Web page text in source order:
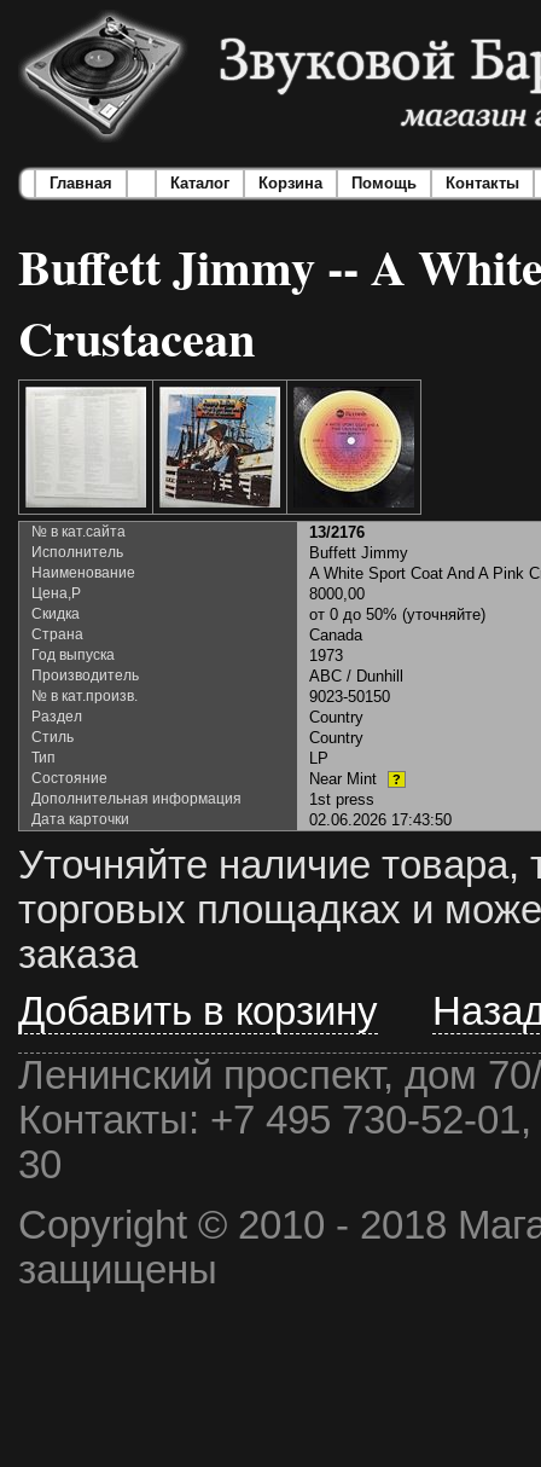
Главная Каталог Корзина Помощь Контакты
Buffett Jimmy -- A
Crustacean
№ в кат.сайта 13/2176
Исполнитель Buffett Jimmy
Наименование A White Sport Coat And A Pink
Цена,Р 8000,00
Скидка от 0 до 50% (уточняйте)
Страна Canada
Год выпуска 1973
Производитель ABC / Dunhill
№ в кат.произв. 9023-50150
Раздел Country
Стиль Country
Тип LP
Состояние Near Mint ?
Дополнительная информация 1st press
Дата карточки 02.06.2026 17:43:50
Уточняйте наличие товара,
торговых площадках и
заказа
Добавить в корзину
Ленинский проспект, дом
Контакты: +7 495 730-52-
30
Copyright © 2010 - 2018
защищены